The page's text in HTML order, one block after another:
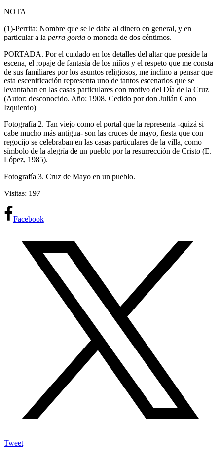
NOTA
(1)-Perrita: Nombre que se le daba al dinero en general, y en
particular a la perra gorda o moneda de dos céntimos.
PORTADA. Por el cuidado en los detalles del altar que preside la
escena, el ropaje de fantasía de los niños y el respeto que me consta
de sus familiares por los asuntos religiosos, me inclino a pensar que
esta escenificación representa uno de tantos escenarios que se
levantaban en las casas particulares con motivo del Día de la Cruz
(Autor: desconocido. Año: 1908. Cedido por don Julián Cano
Izquierdo)
Fotografía 2. Tan viejo como el portal que la representa -quizá si
cabe mucho más antigua- son las cruces de mayo, fiesta que con
regocijo se celebraban en las casas particulares de la villa, como
símbolo de la alegría de un pueblo por la resurrección de Cristo (E.
López, 1985).
Fotografía 3. Cruz de Mayo en un pueblo.
Visitas: 197
Facebook
Tweet